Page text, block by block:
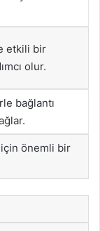
etkili bir
olur.
bağlantı
için önemli bir